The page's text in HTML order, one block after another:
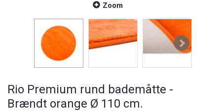
Zoom
Rio Premium rund bademåtte -
Brændt orange Ø 110 cm.